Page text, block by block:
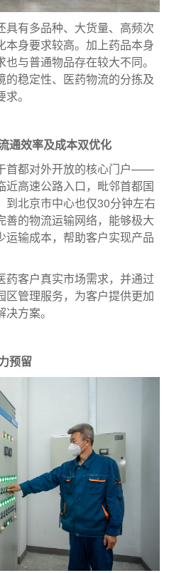
具有多品种、大货量、高频次
本身要求较高。加上药品本身
与普通物品存在较大不同。
的稳定性、医药物流的分拣及
。
通效率及成本双优化
首都对外开放的核心门户——
近高速公路入口，毗邻首都国
到北京市中心也仅30分钟左右
善的物流运输网络，能够极大
运输成本，帮助客户实现产品
药客户真实市场需求，并通过
区管理服务，为客户提供更加
方案。
预留